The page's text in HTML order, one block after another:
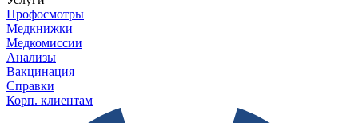
Профосмотры
Медкнижки
Медкомиссии
Анализы
Вакцинация
Справки
Корп. клиентам